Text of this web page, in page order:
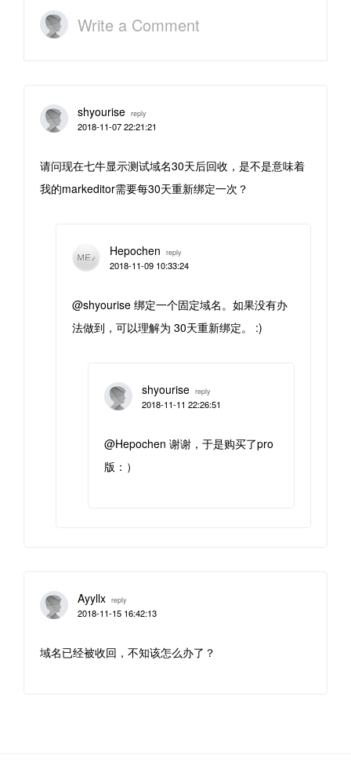
Write a Comment
shyourise reply
2018-11-07 22:21:21
请问现在七牛显示测试域名30天后回收，是不是意味着
我的markeditor需要每30天重新绑定一次？
Hepochen reply
2018-11-09 10:33:24
@shyourise 绑定一个固定域名。如果没有办
法做到，可以理解为 30天重新绑定。 :)
shyourise reply
2018-11-11 22:26:51
@Hepochen 谢谢，于是购买了pro
版：）
Ayyllx reply
2018-11-15 16:42:13
域名已经被收回，不知该怎么办了？